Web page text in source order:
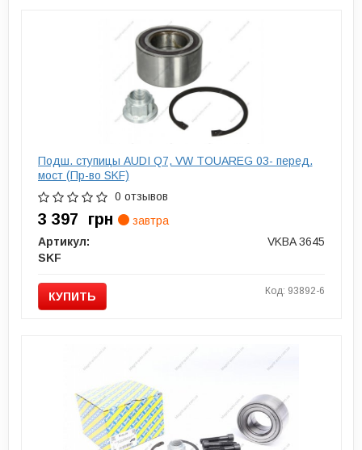
Подш. ступицы AUDI Q7, VW TOUAREG 03- перед.
мост (Пр-во SKF)
0 отзывов
3 397 грн
завтра
Артикул:
VKBA 3645
SKF
КУПИТЬ Код: 93892-6